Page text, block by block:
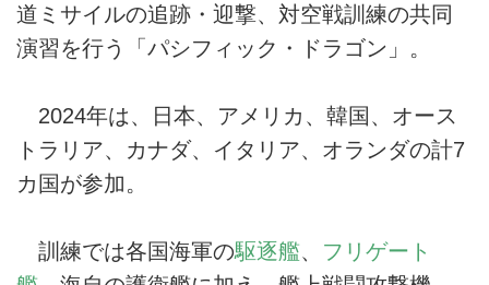
道ミサイルの追跡・迎撃、対空戦訓練の共同
演習を行う「パシフィック・ドラゴン」。
2024年は、日本、アメリカ、韓国、オース
トラリア、カナダ、イタリア、オランダの計7
カ国が参加。
訓練では各国海軍の駆逐艦、 フリゲート